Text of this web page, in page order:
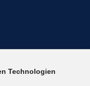
Technologien